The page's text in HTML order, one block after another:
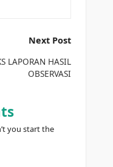
Next Post
LAPORAN HASIL
OBSERVASI
you start the